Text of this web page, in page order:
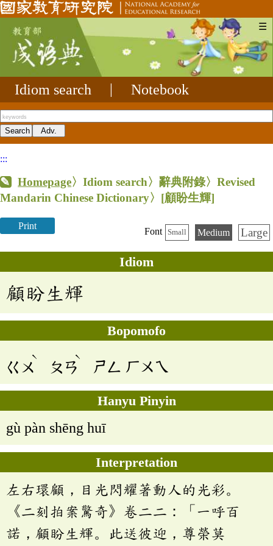
☰
Idiom search Notebook
:::
Homepage〉Idiom search〉辭典附錄〉Revised
Mandarin Chinese Dictionary〉 [顧盼生輝]
Print
Font Small Medium Large
Idiom
顧盼生輝
Bopomofo
ㄍㄨ
ˋ
ㄆㄢ
ˋ
ㄕㄥ ㄏㄨㄟ
Hanyu Pinyin
gù pàn shēng huī
Interpretation
左右環顧，目光閃耀著動人的光彩。
《二刻拍案驚奇》卷二二：「一呼百
諾，顧盼生輝。此送彼迎，尊榮莫